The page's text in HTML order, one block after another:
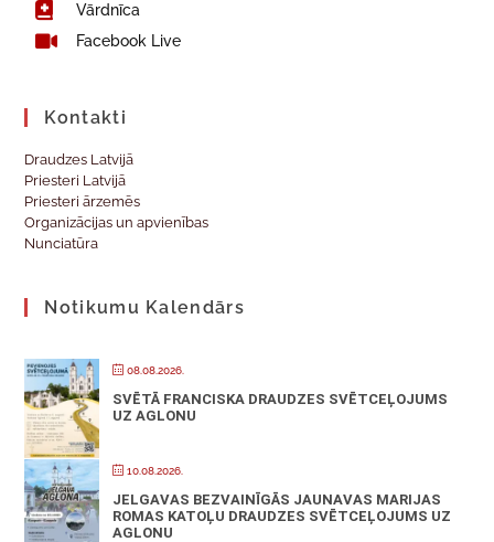
Vārdnīca
Facebook Live
Kontakti
Draudzes Latvijā
Priesteri Latvijā
Priesteri ārzemēs
Organizācijas un apvienības
Nunciatūra
Notikumu Kalendārs
08.08.2026.
SVĒTĀ FRANCISKA DRAUDZES SVĒTCEĻOJUMS
UZ AGLONU
10.08.2026.
JELGAVAS BEZVAINĪGĀS JAUNAVAS MARIJAS
ROMAS KATOĻU DRAUDZES SVĒTCEĻOJUMS UZ
AGLONU